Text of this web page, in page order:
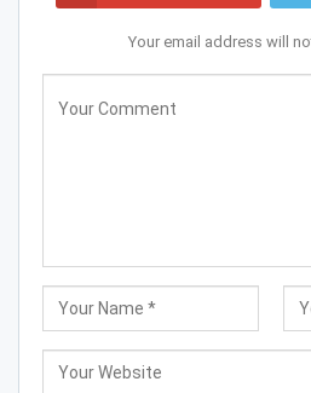
Your email address will